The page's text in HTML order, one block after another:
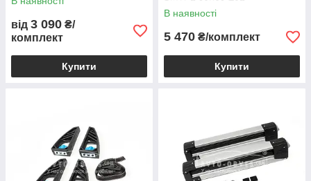
від 3 090 ₴/
комплект
Купити
В наявності
5 470 ₴/комплект
Купити